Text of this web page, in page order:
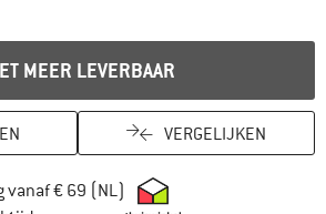
MEER LEVERBAAR
VERGELIJKEN
vanaf € 69 (NL) Vind hier de